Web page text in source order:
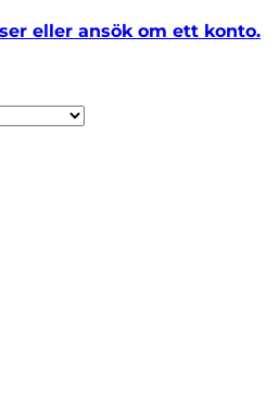
eller ansök om ett konto.